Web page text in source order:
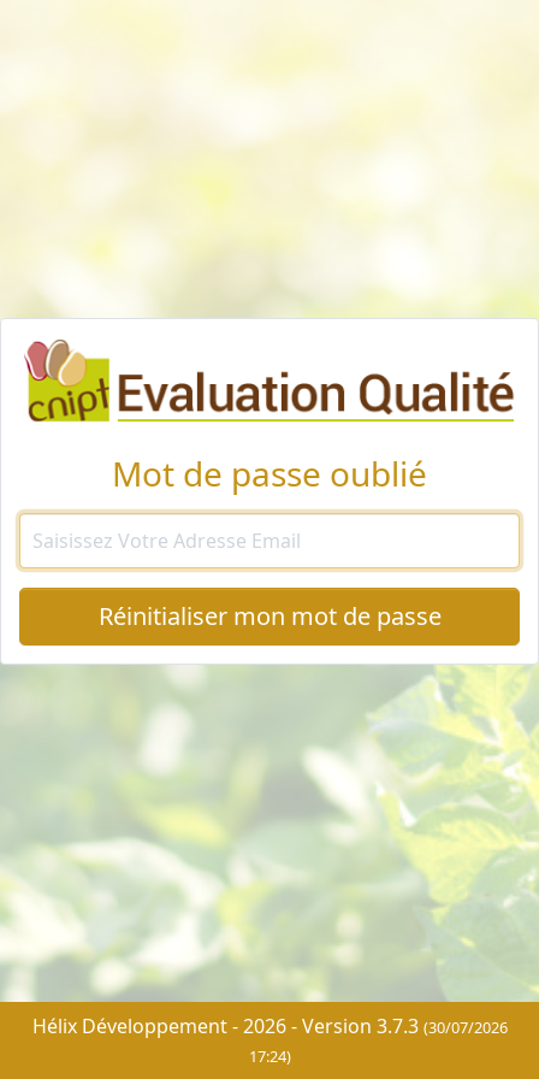
Mot de passe oublié
Adresse email
Réinitialiser mon mot de passe
Hélix Développement - 2026 - Version 3.7.3 (30/07/2026
17:24)